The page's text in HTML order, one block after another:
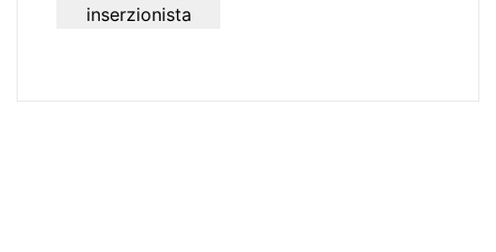
inserzionista